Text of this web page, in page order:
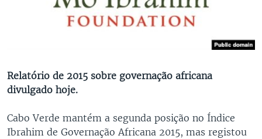
Relatório de 2015 sobre governação africana
divulgado hoje.
Cabo Verde mantém a segunda posição no Índice
Ibrahim de Governação Africana 2015, mas registou